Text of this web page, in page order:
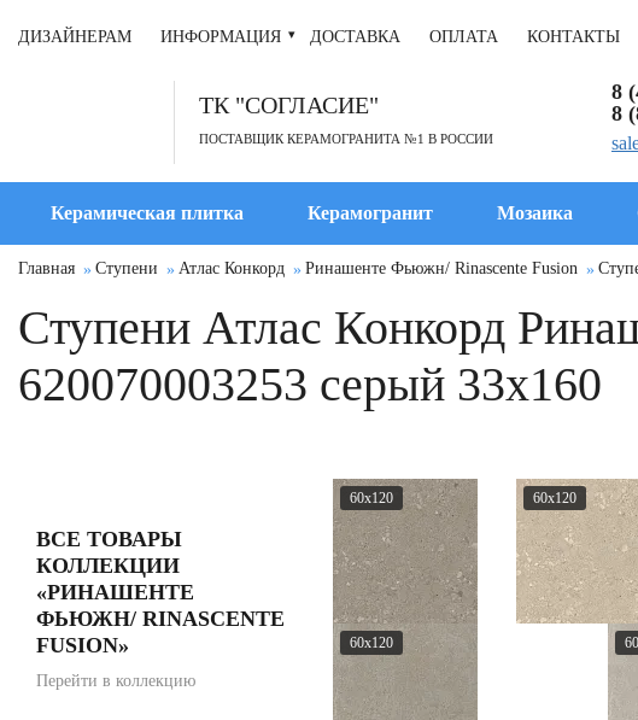
ДИЗАЙНЕРАМ ИНФОРМАЦИЯ ДОСТАВКА ОПЛАТА КОНТАКТЫ
ТК "СОГЛАСИЕ"
ПОСТАВЩИК КЕРАМОГРАНИТА №1 В РОССИИ
8
8
Керамическая плитка Керамогранит Мозаика
Главная Ступени Атлас Конкорд Ринашенте Фьюжн/ Rinascente Fusion
Ступени Атлас Конкорд
620070003253 серый 33x160
ВСЕ ТОВАРЫ
КОЛЛЕКЦИИ
«РИНАШЕНТЕ
ФЬЮЖН/ RINASCENTE
FUSION»
Перейти в коллекцию
60x120 60x120
60x120